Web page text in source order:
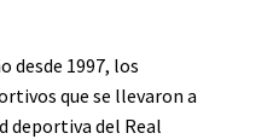
desde 1997, los
que se llevaron a
deportiva del Real